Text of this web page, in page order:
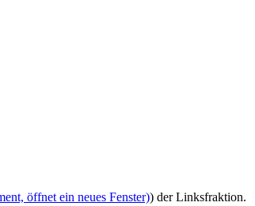
öffnet ein neues Fenster)) der Linksfraktion.